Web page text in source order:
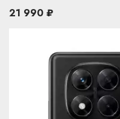
21 990 ₽